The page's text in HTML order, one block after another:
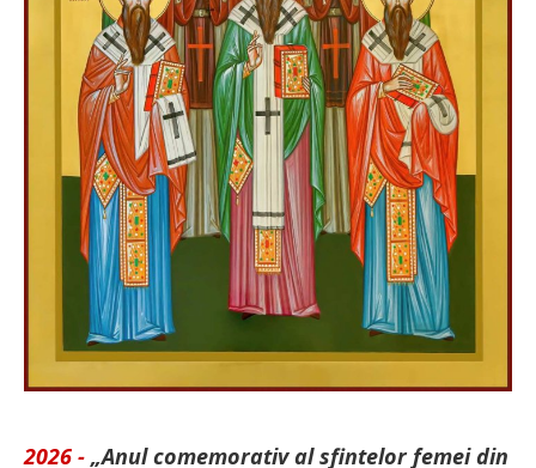
2026 - „Anul comemorativ al sfintelor femei din